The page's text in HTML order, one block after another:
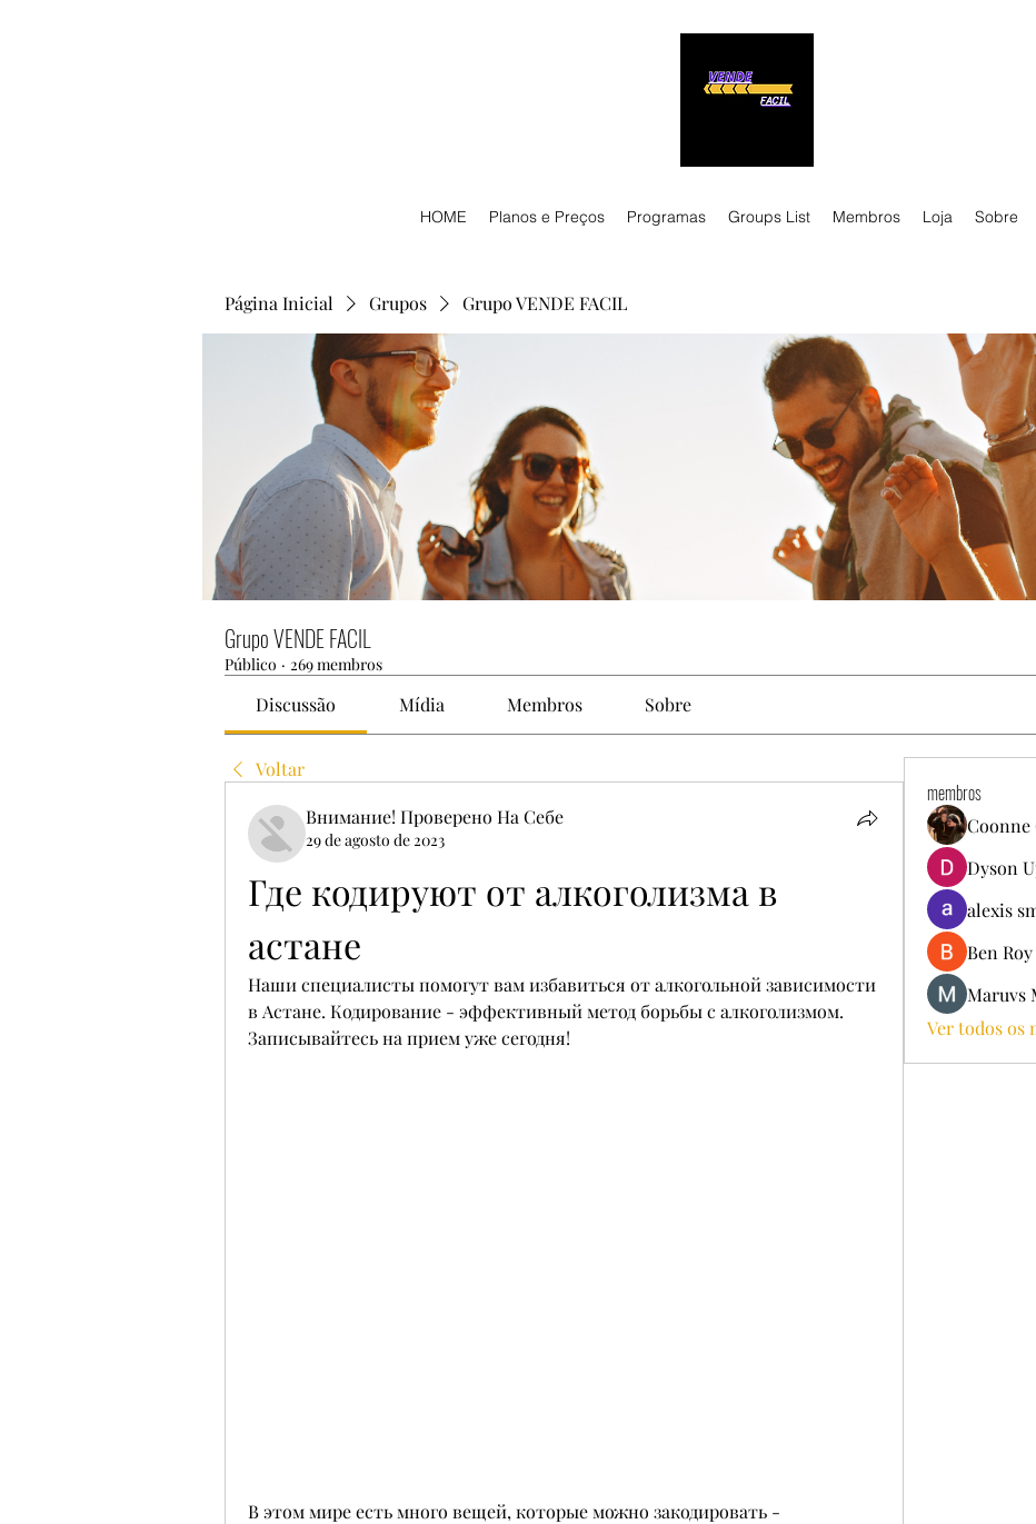
HOME Planos e Preços Programas Groups List Membros Loja Sobre
Página Inicial Grupos Grupo VENDE FACIL
Grupo VENDE FACIL
Público · 269 membros
Discussão Mídia Membros Sobre
Voltar
Внимание! Проверено На Себе
29 de agosto de 2023
Где кодируют от алкоголизма в
астане
Наши специалисты помогут вам избавиться от алкогольной зависимости
в Астане. Кодирование - эффективный метод борьбы с алкоголизмом.
Записывайтесь на прием уже сегодня!
В этом мире есть много вещей, которые можно закодировать -
membros
Coonne
Dyson
alexis
Ben Roy
Maruvs
Ver todos os